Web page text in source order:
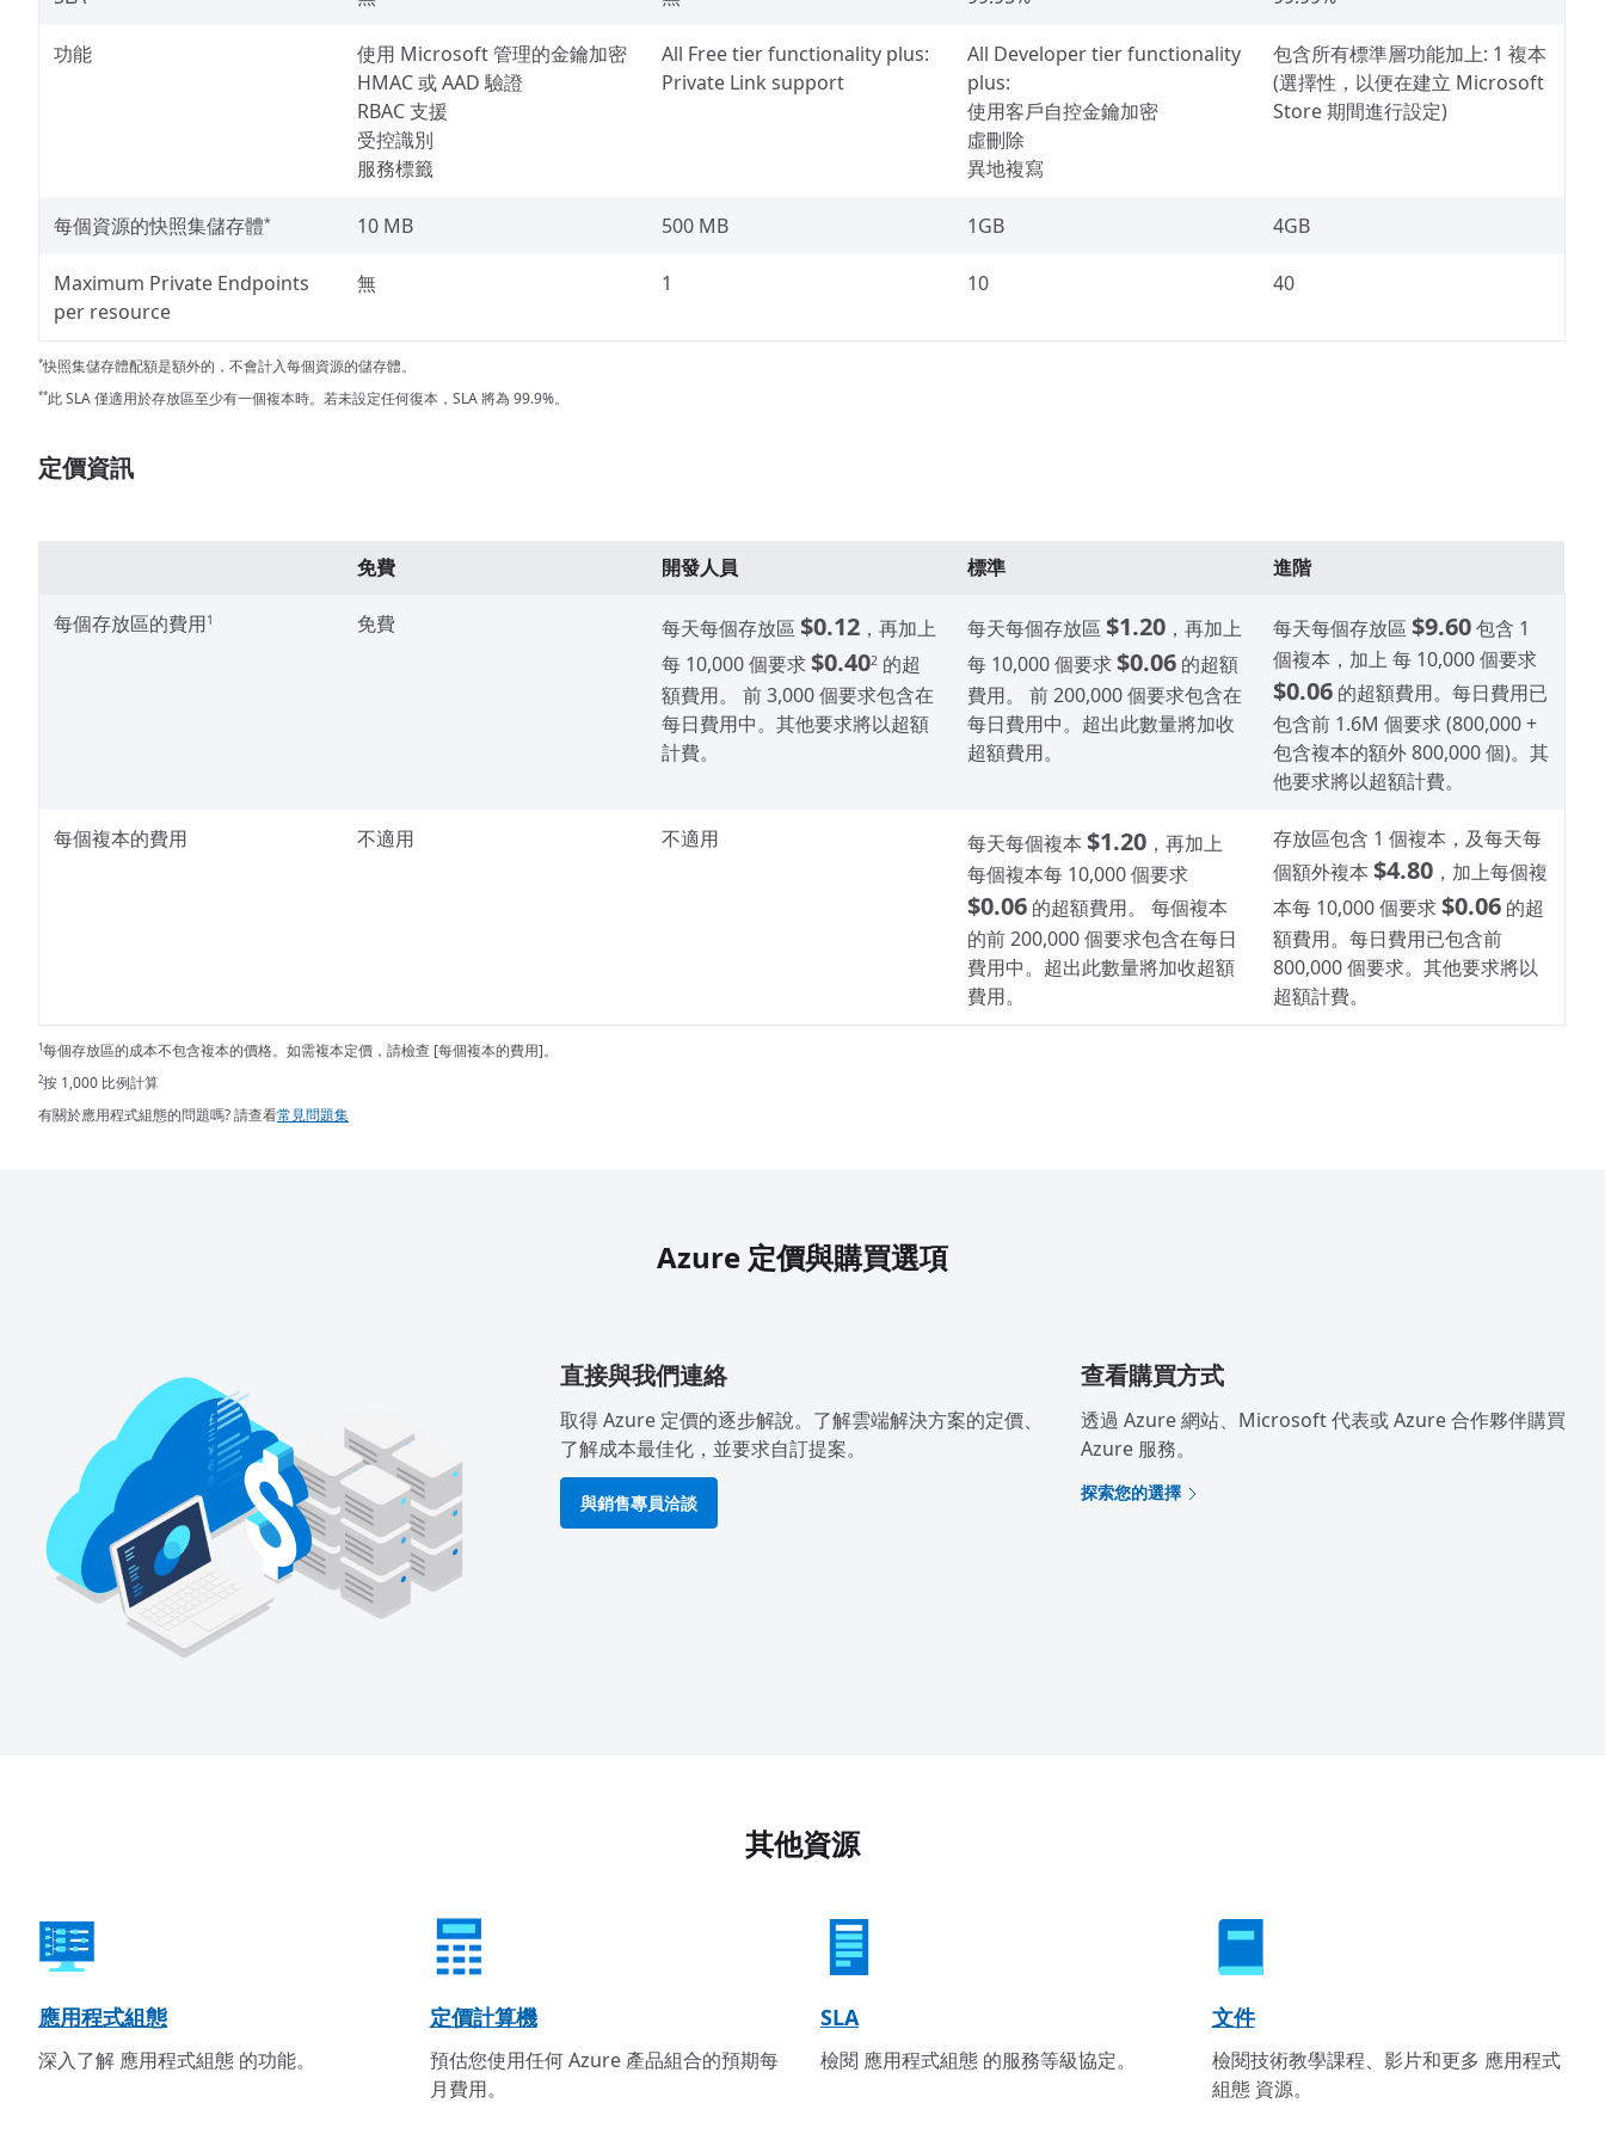
功能
使用 Microsoft 管理的金鑰加密
HMAC 或 AAD 驗證
RBAC 支援
受控識別
服務標籤
All Free tier functionality plus:
Private Link support
All Developer tier functionality
plus:
使用客戶自控金鑰加密
虛刪除
異地複寫
包含所有標準層功能加上: 1 複本
(選擇性，以便在建立 Microsoft
Store 期間進行設定)
每個資源的快照集儲存體* 10 MB 500 MB 1GB 4GB
Maximum Private Endpoints
per resource
無 1 10 40
*快照集儲存體配額是額外的，不會計入每個資源的儲存體。
**此 SLA 僅適用於存放區至少有一個複本時。若未設定任何復本，SLA 將為 99.9%。
定價資訊
免費 開發人員 標準 進階
每個存放區的費用1 免費 每天每個存放區 $0.12 ，再加上
每 10,000 個要求 $0.402 的超
額費用。 前 3,000 個要求包含在
每日費用中。其他要求將以超額
計費。
每天每個存放區 $1.20 ，再加上
每 10,000 個要求 $0.06 的超額
費用。 前 200,000 個要求包含在
每日費用中。超出此數量將加收
超額費用。
每天每個存放區 $9.60包含 1
個複本，加上 每 10,000 個要求
$0.06 的超額費用。每日費用已
包含前 1.6M 個要求 (800,000 +
包含複本的額外 800,000 個)。其
他要求將以超額計費。
每個複本的費用 不適用 不適用 每天每個複本 $1.20 ，再加上
每個複本每 10,000 個要求
$0.06 的超額費用。 每個複本
的前 200,000 個要求包含在每日
費用中。超出此數量將加收超額
費用。
存放區包含 1 個複本，及每天每
個額外複本 $4.80 ，加上每個複
本每 10,000 個要求 $0.06 的超
額費用。每日費用已包含前
800,000 個要求。其他要求將以
超額計費。
1 每個存放區的成本不包含複本的價格。如需複本定價，請檢查 [每個複本的費用]。
2按 1,000 比例計算
有關於應用程式組態的問題嗎? 請查看常見問題集
Azure 定價與購買選項
直接與我們連絡
取得 Azure 定價的逐步解說。了解雲端解決方案的定價、
了解成本最佳化，並要求自訂提案。
與銷售專員洽談
查看購買方式
透過 Azure 網站、Microsoft 代表或 Azure 合作夥伴購買
Azure 服務。
探索您的選擇
其他資源
應用程式組態
深入了解 應用程式組態 的功能。
定價計算機
預估您使用任何 Azure 產品組合的預期每
月費用。
SLA
檢閱 應用程式組態 的服務等級協定。
文件
檢閱技術教學課程、影片和更多 應用程式
組態 資源。